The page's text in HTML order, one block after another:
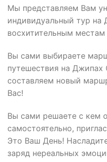
Мы представляем Вам
индивидуальный тур
восхитительным
Вы сами выбираете
путешествия на
составляем новый
Вас!
Вы сами решаете с кем
самостоятельно,
Это Ваш День!
заряд нереальных